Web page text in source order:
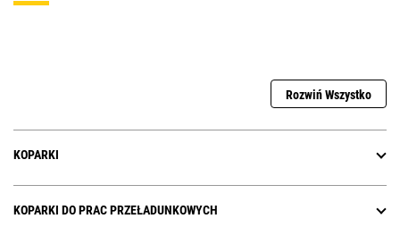
Rozwiń Wszystko
KOPARKI
KOPARKI DO PRAC PRZEŁADUNKOWYCH